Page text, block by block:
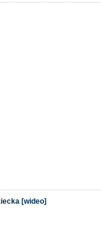
[wideo]